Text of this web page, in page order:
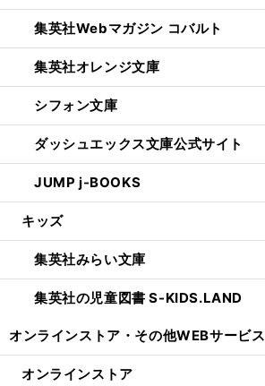
集英社Webマガジン コバルト
集英社オレンジ文庫
シフォン文庫
ダッシュエックス文庫公式サイト
JUMP j-BOOKS
キッズ
集英社みらい文庫
集英社の児童図書 S-KIDS.LAND
オンラインストア・ その他WEBサービス
オンラインストア